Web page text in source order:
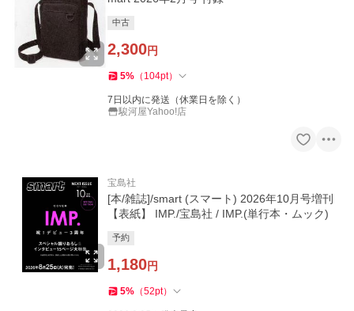
中古
2,300円
5% （ 104pt）
7日以内に発送（休業日を除く）
駿河屋Yahoo!店
宝島社
[本/雑誌]/smart (スマート) 2026年10月号増刊
【表紙】 IMP./宝島社 / IMP.(単行本・ムック)
予約
1,180円
5% （52pt）